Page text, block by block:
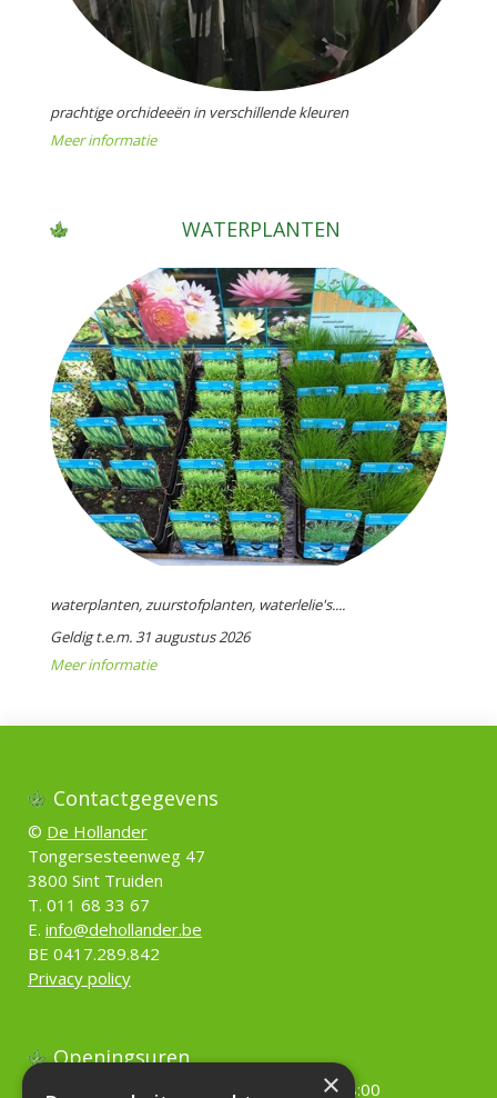
prachtige orchideeën in verschillende kleuren
Meer informatie
WATERPLANTEN
waterplanten, zuurstofplanten, waterlelie's....
Geldig t.e.m. 31 augustus 2026
Meer informatie
Contactgegevens
© De Hollander
Tongersesteenweg 47
3800 Sint Truiden
T. 011 68 33 67
E. info@dehollander.be
BE 0417.289.842
Privacy policy
Openingsuren
09:00 - 18:00
×